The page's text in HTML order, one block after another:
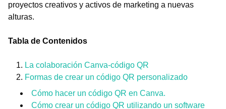
proyectos creativos y activos de marketing a nuevas
alturas.
Tabla de Contenidos
La colaboración Canva-código QR
Formas de crear un código QR personalizado
Cómo hacer un código QR en Canva.
Cómo crear un código QR utilizando un software